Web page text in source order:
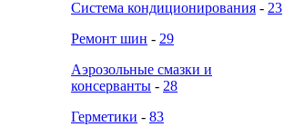
Система кондиционирования - 23
Ремонт шин - 29
Аэрозольные смазки и
консерванты - 28
Герметики - 83